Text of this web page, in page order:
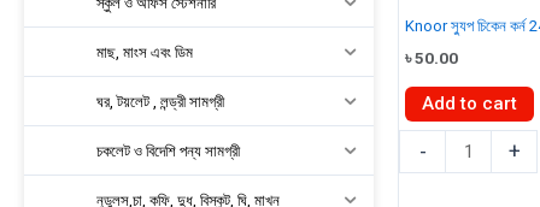
মাছ, মাংস এবং ডিম
ঘর, টয়লেট , লন্ড্রী সামগ্রী
চকলেট ও বিদেশি পন্য সামগ্রী
নুডুলস,চা, কফি, দুধ, বিস্কুট, ঘি, মাখন
Knoor স্যুপ চিকেন কর্ন
৳50.00
Add to cart
-
স্যুপ
+